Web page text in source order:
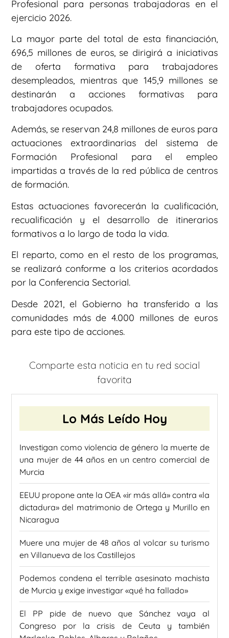
Profesional para personas trabajadoras en el
ejercicio 2026.
La mayor parte del total de esta financiación,
696,5 millones de euros, se dirigirá a iniciativas
de oferta formativa para trabajadores
desempleados, mientras que 145,9 millones se
destinarán a acciones formativas para
trabajadores ocupados.
Además, se reservan 24,8 millones de euros para
actuaciones extraordinarias del sistema de
Formación Profesional para el empleo
impartidas a través de la red pública de centros
de formación.
Estas actuaciones favorecerán la cualificación,
recualificación y el desarrollo de itinerarios
formativos a lo largo de toda la vida.
El reparto, como en el resto de los programas,
se realizará conforme a los criterios acordados
por la Conferencia Sectorial.
Desde 2021, el Gobierno ha transferido a las
comunidades más de 4.000 millones de euros
para este tipo de acciones.
Comparte esta noticia en tu red social
favorita
Lo Más Leído Hoy
Investigan como violencia de género la muerte de
una mujer de 44 años en un centro comercial de
Murcia
EEUU propone ante la OEA «ir más allá» contra «la
dictadura» del matrimonio de Ortega y Murillo en
Nicaragua
Muere una mujer de 48 años al volcar su turismo
en Villanueva de los Castillejos
Podemos condena el terrible asesinato machista
de Murcia y exige investigar «qué ha fallado»
El PP pide de nuevo que Sánchez vaya al
Congreso por la crisis de Ceuta y también